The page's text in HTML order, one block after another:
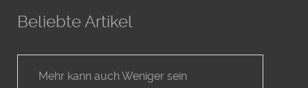
Beliebte Artikel
Mehr kann auch Weniger sein